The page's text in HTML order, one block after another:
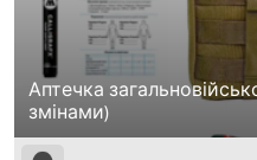
Аптечка
змінами)